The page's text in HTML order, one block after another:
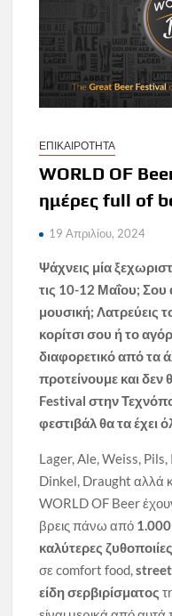
ΕΠΙΚΑΙΡΟΤΗΤΑ
WORLD OF
ημέρες full of
19 Απριλίου, 2024
Ψάχνεις μία
τις 10-12 Μαΐου; Σου
μουσική; Λατρεύεις
κορίτσι σου ή το
διαφορετικό από τα
προτείνουμε και δεν
Festival στην
φεστιβάλ θα τα έχει
Lager, Ale, Weiss,
Dinkel, Draught αλλά
WORLD OF Beer
βρεις πάνω από 1.000
καλύτερες ζυθοποιίες
σε comfort food,
είδη σερβιρίσματος